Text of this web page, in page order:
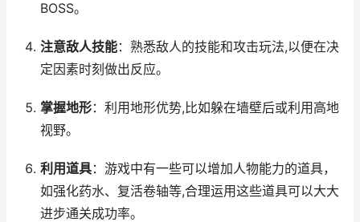
BOSS。
注意敌人技能：熟悉敌人的技能和攻击玩法,以便在决
定因素时刻做出反应。
掌握地形：利用地形优势,比如躲在墙壁后或利用高地
视野。
利用道具：游戏中有一些可以增加人物能力的道具，
如强化药水、复活卷轴等,合理运用这些道具可以大大
进步通关成功率。